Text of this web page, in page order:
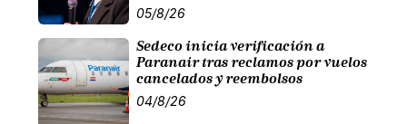
05/8/26
Sedeco inicia verificación a
Paranair tras reclamos por vuelos
cancelados y reembolsos
04/8/26